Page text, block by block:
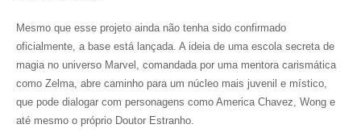
Mesmo que esse projeto ainda não tenha sido confirmado
oficialmente, a base está lançada. A ideia de uma escola secreta de
magia no universo Marvel, comandada por uma mentora carismática
como Zelma, abre caminho para um núcleo mais juvenil e místico,
que pode dialogar com personagens como America Chavez, Wong e
até mesmo o próprio Doutor Estranho.